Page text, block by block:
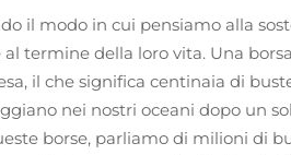
il modo in cui pensiamo alla
termine della loro vita. Una
il che significa centinaia di
nei nostri oceani dopo un
borse, parliamo di milioni di